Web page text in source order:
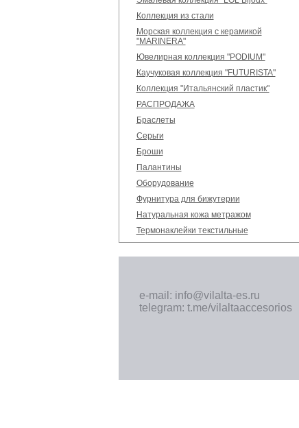
Коллекция из стали
Морская коллекция с керамикой
"MARINERA"
Ювелирная коллекция "PODIUM"
Каучуковая коллекция "FUTURISTA"
Коллекция "Итальянский пластик"
РАСПРОДАЖА
Браслеты
Серьги
Броши
Палантины
Оборудование
Фурнитура для бижутерии
Натуральная кожа метражом
Термонаклейки текстильные
e-mail: info@vilalta-es.ru
telegram: t.me/vilaltaaccesorios